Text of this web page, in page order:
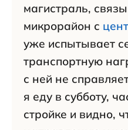
магистраль,
микрорайон с
уже испытывает
транспортную
с ней не
я еду в субботу,
стройке и видно,